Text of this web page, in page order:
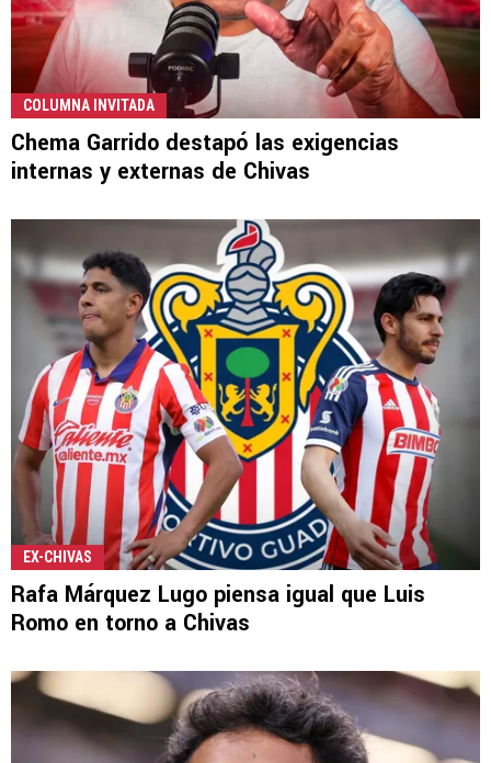
COLUMNA INVITADA
Chema Garrido destapó las exigencias
internas y externas de Chivas
EX-CHIVAS
Rafa Márquez Lugo piensa igual que Luis
Romo en torno a Chivas